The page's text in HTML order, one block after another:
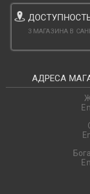
3 МАГАЗИНА В
АДРЕСА